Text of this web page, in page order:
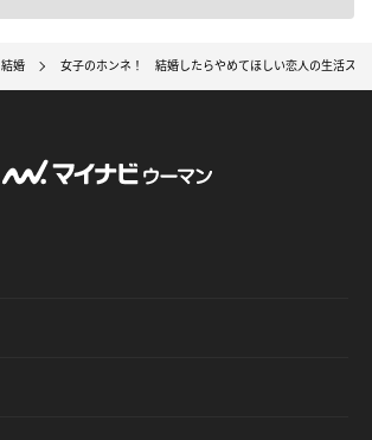
結婚 女子のホンネ！ 結婚したらやめてほしい恋人の生活スタ